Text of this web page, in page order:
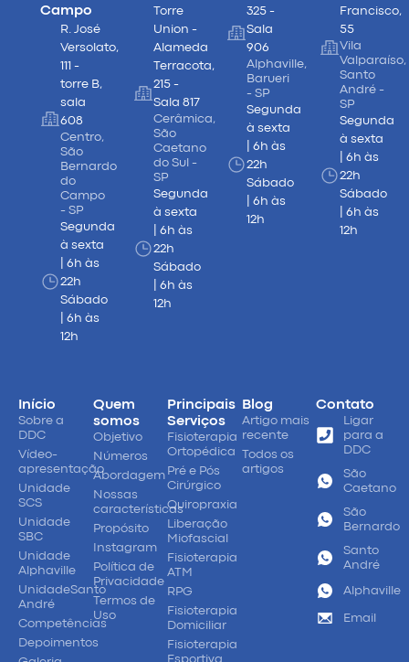
Campo
R. José
Versolato,
111 -
torre B,
sala
608
Centro,
São
Bernardo
do
Campo
- SP
Segunda
à sexta
| 6h às
22h
Sábado
| 6h às
12h
Torre
Union -
Alameda
Terracota,
215 -
Sala 817
Cerâmica,
São
Caetano
do Sul -
SP
Segunda
à sexta
| 6h às
22h
Sábado
| 6h às
12h
325 -
Sala
906
Alphaville,
Barueri
- SP
Segunda
à sexta
| 6h às
22h
Sábado
| 6h às
12h
Francisco,
55
Vila
Valparaíso,
Santo
André -
SP
Segunda
à sexta
| 6h às
22h
Sábado
| 6h às
12h
Início
Sobre a
DDC
Vídeo-
apresentação
Unidade
SCS
Unidade
SBC
Unidade
Alphaville
UnidadeSanto
André
Competências
Depoimentos
Quem
somos
Objetivo
Números
Abordagem
Nossas
características
Propósito
Instagram
Política de
Privacidade
Termos de
Uso
Principais
Serviços
Fisioterapia
Ortopédica
Pré e Pós
Cirúrgico
Quiropraxia
Liberação
Miofascial
Fisioterapia
ATM
RPG
Fisioterapia
Domiciliar
Fisioterapia
Esportiva
Blog
Artigo mais
recente
Todos os
artigos
Contato
Ligar
para a
DDC
São
Caetano
São
Bernardo
Santo
André
Alphaville
Email